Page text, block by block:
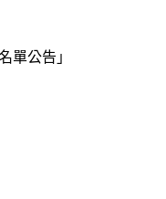
單公告」